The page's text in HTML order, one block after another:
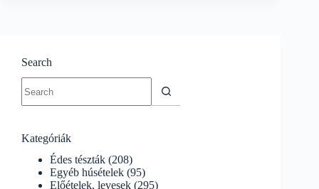
Search
results
Kategóriák
Édes tészták (208)
Egyéb húsételek (95)
Előételek, levesek (295)